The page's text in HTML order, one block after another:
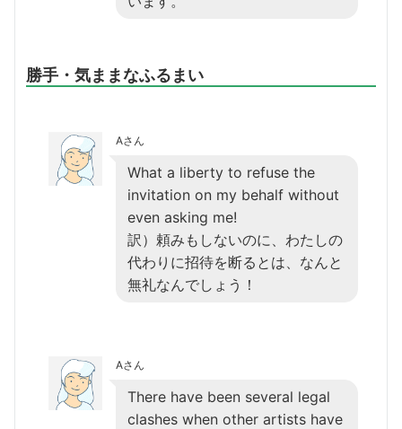
勝手・気ままなふるまい
Aさん
What a liberty to refuse the
invitation on my behalf without
even asking me!
訳）頼みもしないのに、わたしの
代わりに招待を断るとは、なんと
無礼なんでしょう！
Aさん
There have been several legal
clashes when other artists have